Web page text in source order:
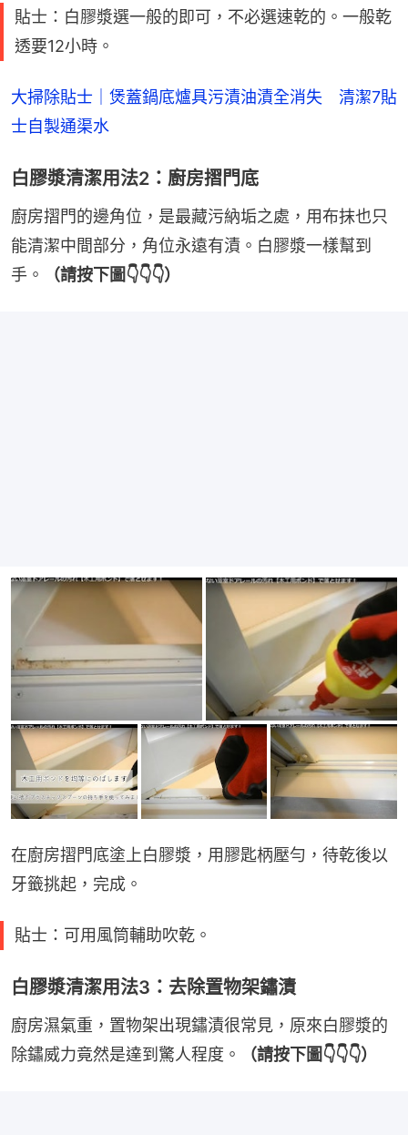
貼士：白膠漿選一般的即可，不必選速乾的。一般乾
透要12小時。
大掃除貼士｜煲蓋鍋底爐具污漬油漬全消失　清潔7貼
士自製通渠水
白膠漿清潔用法2：廚房摺門底
廚房摺門的邊角位，是最藏污納垢之處，用布抹也只
能清潔中間部分，角位永遠有漬。白膠漿一樣幫到
手。
（請按下圖👇👇👇）
在廚房摺門底塗上白膠漿，用膠匙柄壓勻，待乾後以
牙籤挑起，完成。
貼士：可用風筒輔助吹乾。
白膠漿清潔用法3：去除置物架鏽漬
廚房濕氣重，置物架出現鏽漬很常見，原來白膠漿的
除鏽威力竟然是達到驚人程度。
（請按下圖👇👇👇）